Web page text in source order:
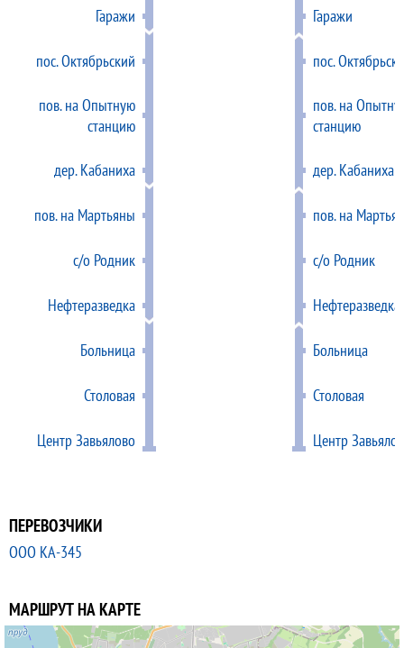
Гаражи
пос. Октябрьский
пов. на Опытную
станцию
дер. Кабаниха
пов. на Мартьяны
с/о Родник
Нефтеразведка
Больница
Столовая
Центр Завьялово
Гаражи
пос.
пов. на
станцию
дер. Кабаниха
пов. на
с/о Родник
Нефтеразведка
Больница
Столовая
Центр
ПЕРЕВОЗЧИКИ
ООО КА-345
МАРШРУТ НА КАРТЕ